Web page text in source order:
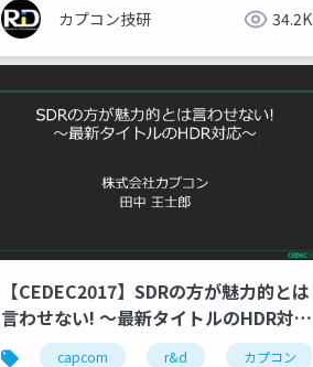
カプコン技研 34.2K
カプコン技研 cedec ゲーム開発
【CEDEC2017】SDRの方が魅力的とは
言わせない! ～最新タイトルのHDR対応
～
capcom r&d カプコン